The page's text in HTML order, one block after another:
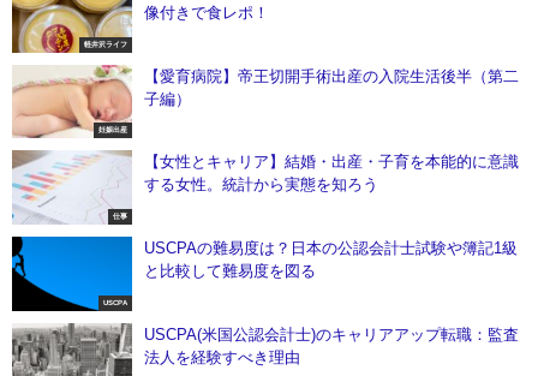
軽井沢ライフ
像付きで食レポ！
妊娠出産
【愛育病院】帝王切開手術出産の入院生活後半（第二
子編）
仕事
【女性とキャリア】結婚・出産・子育を本能的に意識
する女性。統計から実態を知ろう
USCPA
USCPAの難易度は？日本の公認会計士試験や簿記1級
と比較して難易度を図る
USCPA(米国公認会計士)のキャリアアップ転職：監査
法人を経験すべき理由